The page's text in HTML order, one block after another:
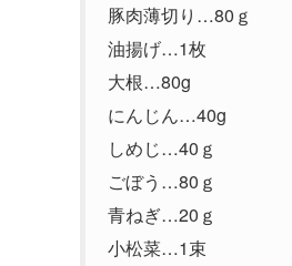
豚肉薄切り…80ｇ
油揚げ…1枚
大根…80g
にんじん…40g
しめじ…40ｇ
ごぼう…80ｇ
青ねぎ…20ｇ
小松菜…1束